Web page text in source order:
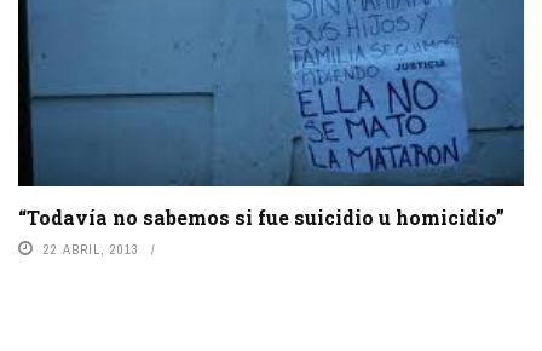
“Todavía no sabemos si fue suicidio u homicidio”
22 ABRIL, 2013